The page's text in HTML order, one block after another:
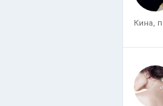
Кина,